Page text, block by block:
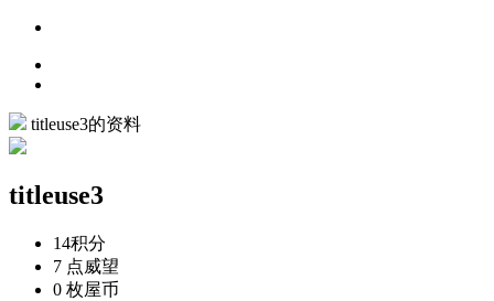
titleuse3的资料
titleuse3
14积分
7 点威望
0 枚屋币